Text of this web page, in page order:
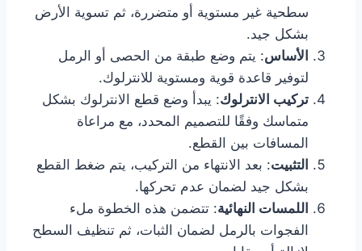
سطحية غير مستوية أو متضررة، ثم تسوية الأرض
بشكل جيد.
الأساس: يتم وضع طبقة من الحصى أو الرمل
لتوفير قاعدة قوية ومستوية للانترلوك.
تركيب الانترلوك: يبدأ وضع قطع الانترلوك بشكل
متماسك وفقًا للتصميم المحدد، مع مراعاة
المسافات بين القطع.
التثبيت: بعد الانتهاء من التركيب، يتم ضغط القطع
بشكل جيد لضمان عدم تحركها.
اللمسات النهائية: تتضمن هذه الخطوة ملء
الفجوات بالرمل لضمان الثبات، ثم تنظيف السطح